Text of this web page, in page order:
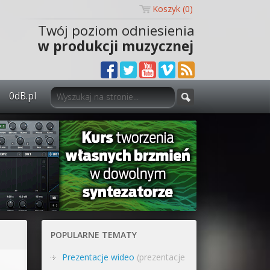
Koszyk (0)
Twój poziom odniesienia
w produkcji muzycznej
0dB.pl
0dB.pl - informacje
Newsletter
Materiały dla mediów
Archiwum aktualności
POPULARNE TEMATY
Prezentacje wideo (prezentacje